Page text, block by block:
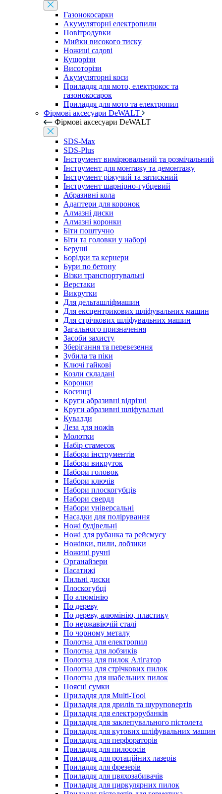
Газонокосарки
Акумуляторні електропили
Повітродувки
Мийки високого тиску
Ножиці садові
Кущорізи
Висоторізи
Акумуляторні коси
Приладдя для мото, електрокос та
газонокосарок
Приладдя для мото та електропил
Фірмові аксесуари DeWALT
Фірмові аксесуари DeWALT
SDS-Max
SDS-Plus
Інструмент вимірювальний та розмічальний
Інструмент для монтажу та демонтажу
Інструмент ріжучий та затискний
Інструмент шарнірно-губцевий
Абразивні кола
Адаптери для коронок
Алмазні диски
Алмазні коронки
Біти поштучно
Біти та головки у наборі
Беруші
Борідки та кернери
Бури по бетону
Візки транспортувальні
Верстаки
Викрутки
Для дельташліфмашин
Для ексцентрикових шліфувальних машин
Для стрічкових шліфувальних машин
Загального призначення
Засоби захисту
Зберігання та перевезення
Зубила та піки
Ключі гайкові
Козли складані
Коронки
Косинці
Круги абразивні відрізні
Круги абразивні шліфувальні
Кувалди
Леза для ножів
Молотки
Набір стамесок
Набори інструментів
Набори викруток
Набори головок
Набори ключів
Набори плоскогубців
Набори свердл
Набори універсальні
Насадки для полірування
Ножі будівельні
Ножі для рубанка та рейсмусу
Ножівки, пили, лобзики
Ножиці ручні
Органайзери
Пасатижі
Пильні диски
Плоскогубці
По алюмінію
По дереву
По дереву, алюмінію, пластику
По нержавіючій сталі
По чорному металу
Полотна для електропил
Полотна для лобзиків
Полотна для пилок Алігатор
Полотна для стрічкових пилок
Полотна для шабельних пилок
Поясні сумки
Приладдя для Multi-Tool
Приладдя для дрилів та шуруповертів
Приладдя для електрорубанків
Приладдя для заклепувального пістолета
Приладдя для кутових шліфувальних машин
Приладдя для перфораторів
Приладдя для пилососів
Приладдя для ротаційних лазерів
Приладдя для фрезерів
Приладдя для цвяхозабивачів
Приладдя для циркулярних пилок